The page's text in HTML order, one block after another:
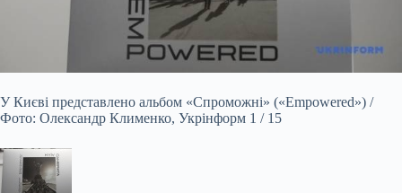
У Києві представлено альбом «Спроможні» («Empowered») /
Фото: Олександр Клименко, Укрінформ 1 / 15